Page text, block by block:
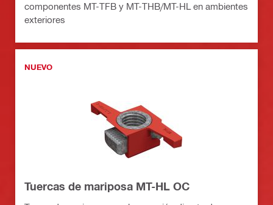
componentes MT-TFB y MT-THB/MT-HL en ambientes
exteriores
NUEVO
Tuercas de mariposa MT-HL OC